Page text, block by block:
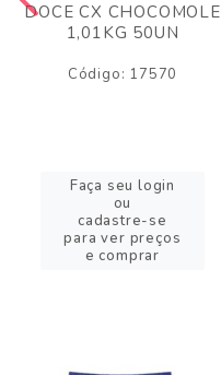
DOCE CX CHOCOMOLE
1,01KG 50UN
Código: 17570
Faça seu login
ou
cadastre-se
para ver preços
e comprar